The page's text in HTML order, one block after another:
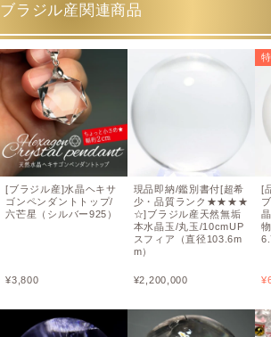
ブラジル産関連商品
[ブラジル産]水晶ヘキサ
ゴンペンダントトップ/
六芒星（シルバー925）
¥3,800
現品即納/鑑別書付[超希
少・品質ランク★★★★
☆]ブラジル産天然無垢
本水晶玉/丸玉/10cmUP
スフィア（直径103.6m
m）
¥2,200,000
[
¥